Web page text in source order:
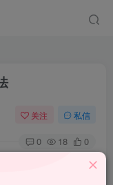
关注 私信
0 18 0
交流，请勿用于商业
我们删除！